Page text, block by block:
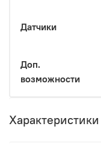
Датчики
Доп.
возможности
Характеристики